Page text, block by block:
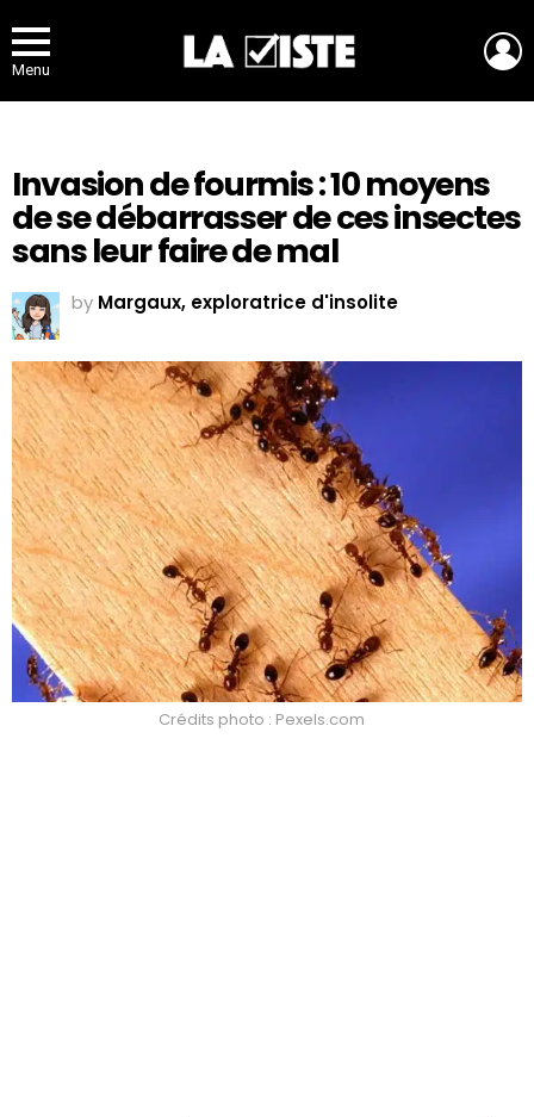
Menu
Invasion de fourmis : 10 moyens
de se débarrasser de ces insectes
sans leur faire de mal
by Margaux, exploratrice d'insolite
Crédits photo : Pexels.com